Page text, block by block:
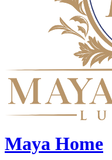
Maya Home